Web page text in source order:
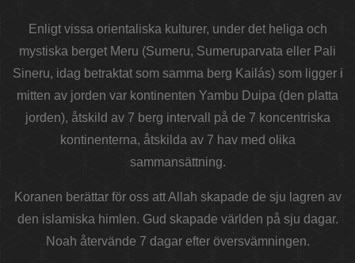
Enligt vissa orientaliska kulturer, under det heliga och
mystiska berget Meru (Sumeru, Sumeruparvata eller Pali
Sineru, idag betraktat som samma berg Kailás) som ligger i
mitten av jorden var kontinenten Yambu Duipa (den platta
jorden), åtskild av 7 berg intervall på de 7 koncentriska
kontinenterna, åtskilda av 7 hav med olika
sammansättning.
Koranen berättar för oss att Allah skapade de sju lagren av
den islamiska himlen. Gud skapade världen på sju dagar.
Noah återvände 7 dagar efter översvämningen.